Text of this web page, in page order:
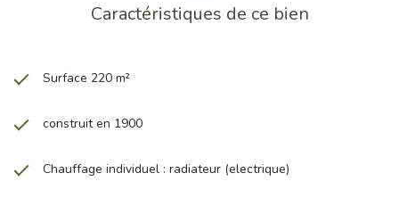
Caractéristiques de ce bien
Surface 220 m²
construit en 1900
Chauffage individuel : radiateur (electrique)